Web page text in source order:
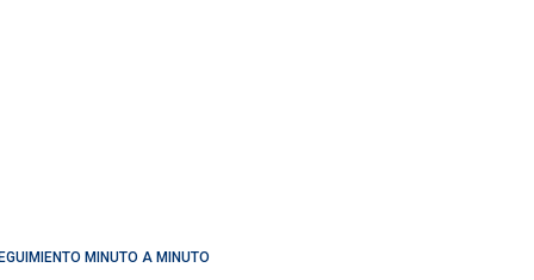
MINUTO A MINUTO